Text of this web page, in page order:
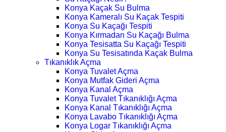
Konya Kaçak Su Bulma
Konya Kameralı Su Kaçak Tespiti
Konya Su Kaçağı Tespiti
Konya Kırmadan Su Kaçağı Bulma
Konya Tesisatta Su Kaçağı Tespiti
Konya Su Tesisatında Kaçak Bulma
Tıkanıklık Açma
Konya Tuvalet Açma
Konya Mutfak Gideri Açma
Konya Kanal Açma
Konya Tuvalet Tıkanıklığı Açma
Konya Kanal Tıkanıklığı Açma
Konya Lavabo Tıkanıklığı Açma
Konya Logar Tıkanıklığı Açma